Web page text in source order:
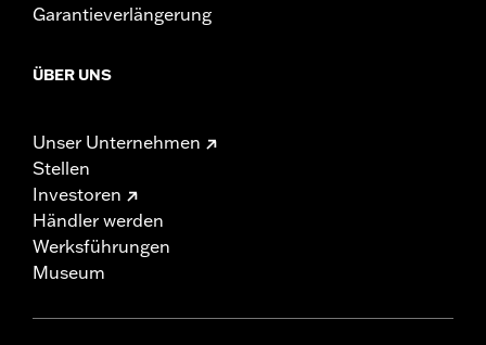
Garantieverlängerung
ÜBER UNS
Unser Unternehmen
Stellen
Investoren
Händler werden
Werksführungen
Museum